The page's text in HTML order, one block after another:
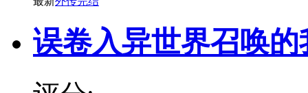
误卷入异世界召唤